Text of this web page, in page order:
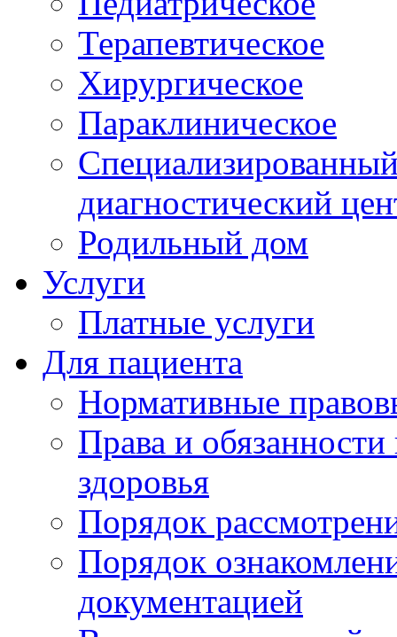
Терапевтическое
Хирургическое
Параклиническое
диагностический
Родильный дом
Услуги
Платные услуги
Для пациента
Нормативные
Права и
здоровья
Порядок
Порядок
документацией